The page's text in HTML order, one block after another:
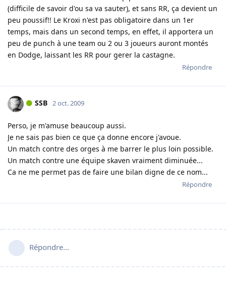
(difficile de savoir d'ou sa va sauter), et sans RR, ça devient un
peu poussif!! Le Kroxi n'est pas obligatoire dans un 1er
temps, mais dans un second temps, en effet, il apportera un
peu de punch à une team ou 2 ou 3 joueurs auront montés
en Dodge, laissant les RR pour gerer la castagne.
Répondre
SSB 2 oct. 2009
Perso, je m'amuse beaucoup aussi.
Je ne sais pas bien ce que ça donne encore j'avoue.
Un match contre des orges à me barrer le plus loin possible.
Un match contre une équipe skaven vraiment diminuée...
Ca ne me permet pas de faire une bilan digne de ce nom...
Répondre
Répondre…